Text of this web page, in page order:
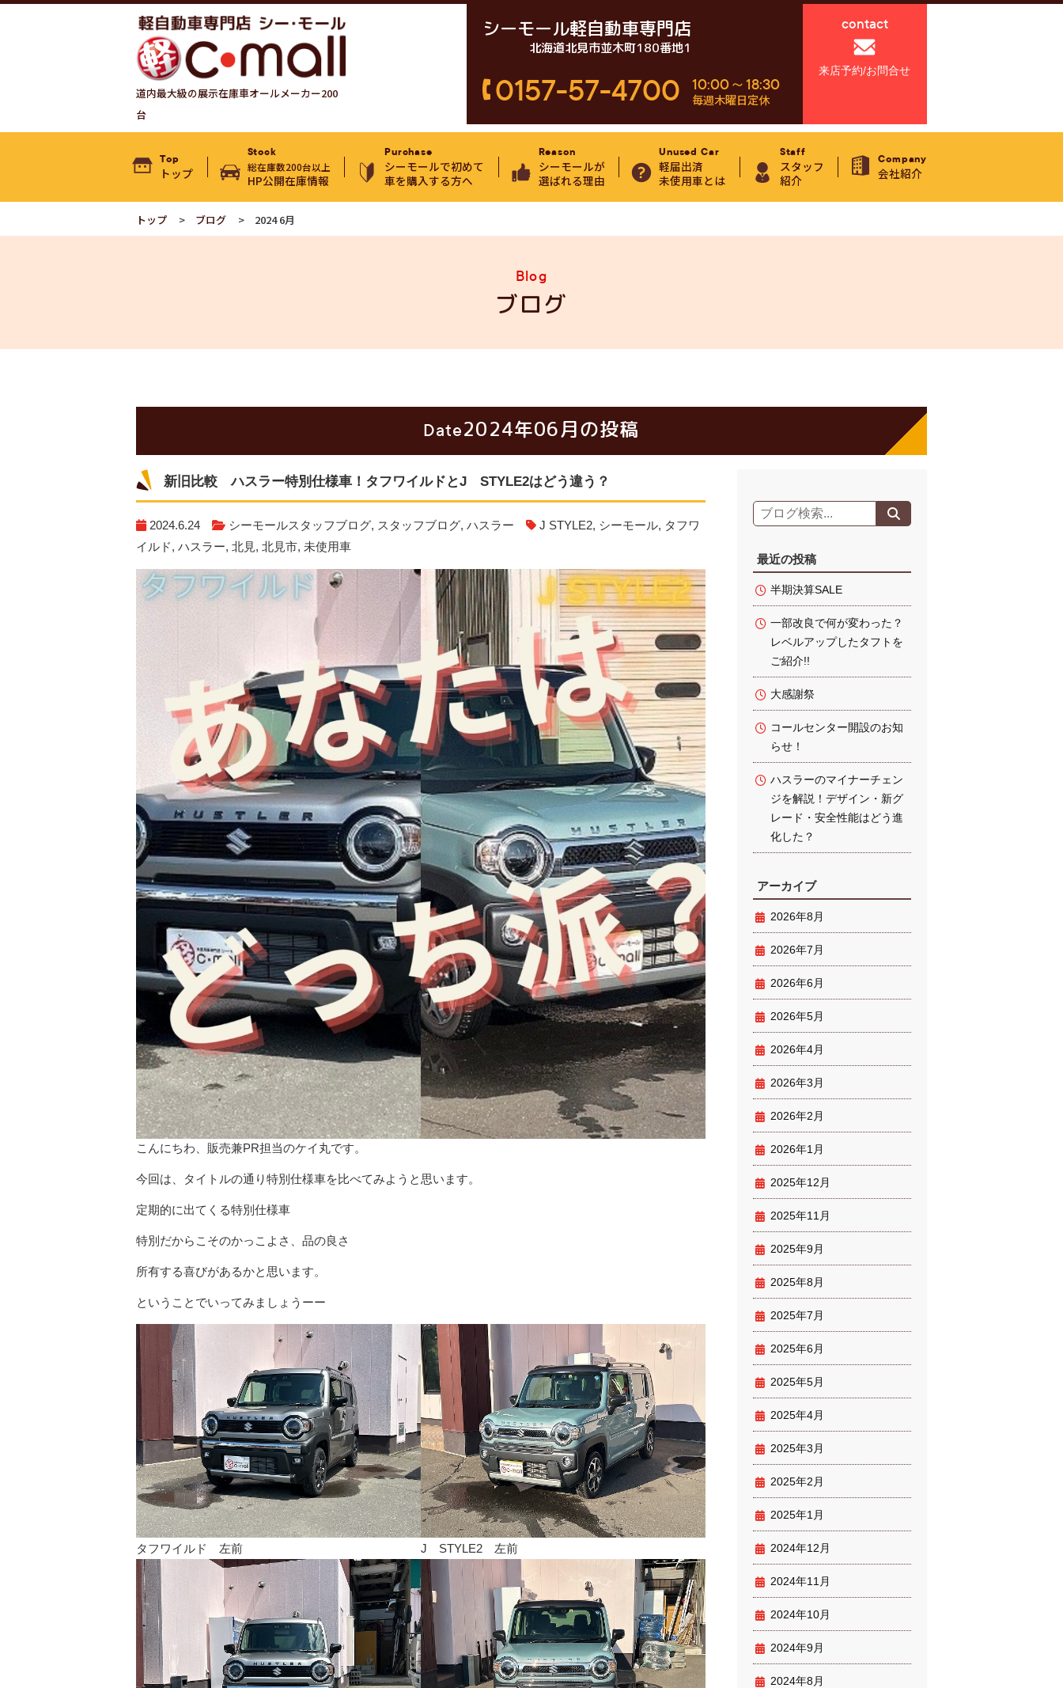
道内最大級の展示在庫車オールメーカー200
台
シーモール軽自動車専門店
北海道北見市並木町180番地1
0157-57-4700
10:00～18:30
毎週木曜日定休
contact
来店予約/お問合せ
Top
トップ
Stock
総在庫数200台以上
HP公開在庫情報
Purchase
シーモールで初めて
車を購入する方へ
Reason
シーモールが
選ばれる理由
Unused Car
軽届出済
未使用車とは
Staff
スタッフ
紹介
Company
会社紹介
トップ ブログ 2024 6月
Blog
ブログ
Date2024年06月の投稿
新旧比較 ハスラー特別仕様車！タフワイルドとJ STYLE2はどう違う？
2024.6.24 シーモールスタッフブログ, スタッフブログ, ハスラー J STYLE2, シーモール, タフワ
イルド, ハスラー, 北見, 北見市, 未使用車
こんにちわ、販売兼PR担当のケイ丸です。
今回は、タイトルの通り特別仕様車を比べてみようと思います。
定期的に出てくる特別仕様車
特別だからこそのかっこよさ、品の良さ
所有する喜びがあるかと思います。
ということでいってみましょうーー
タフワイルド 左前 J STYLE2 左前
最近の投稿
半期決算SALE
一部改良で何が変わった？
レベルアップしたタフトを
ご紹介!!
大感謝祭
コールセンター開設のお知
らせ！
ハスラーのマイナーチェン
ジを解説！デザイン・新グ
レード・安全性能はどう進
化した？
アーカイブ
2026年8月
2026年7月
2026年6月
2026年5月
2026年4月
2026年3月
2026年2月
2026年1月
2025年12月
2025年11月
2025年9月
2025年8月
2025年7月
2025年6月
2025年5月
2025年4月
2025年3月
2025年2月
2025年1月
2024年12月
2024年11月
2024年10月
2024年9月
2024年8月